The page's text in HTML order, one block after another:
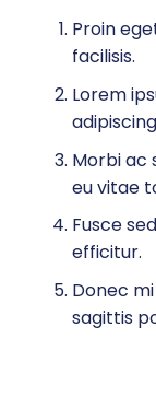
Proin
facilisis.
Lorem
Morbi ac
eu vitae
Fusce
efficitur.
Donec
sagittis